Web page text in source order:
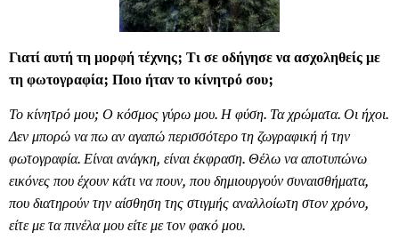
Γιατί αυτή τη μορφή τέχνης; Τι σε οδήγησε να ασχοληθείς με
τη φωτογραφία; Ποιο ήταν το κίνητρό σου;
Το κίνητρό μου; Ο κόσμος γύρω μου. Η φύση. Τα χρώματα. Οι ήχοι.
Δεν μπορώ να πω αν αγαπώ περισσότερο τη ζωγραφική ή την
φωτογραφία. Είναι ανάγκη, είναι έκφραση. Θέλω να αποτυπώνω
εικόνες που έχουν κάτι να πουν, που δημιουργούν συναισθήματα,
που διατηρούν την αίσθηση της στιγμής αναλλοίωτη στον χρόνο,
είτε με τα πινέλα μου είτε με τον φακό μου.